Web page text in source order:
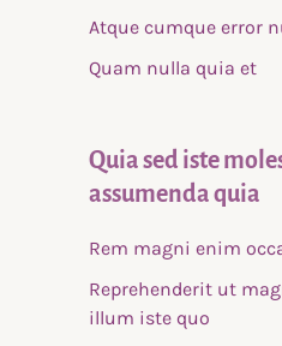
Atque cumque error
Quam nulla quia et
Quia sed iste
assumenda quia
Rem magni enim
Reprehenderit ut
illum iste quo